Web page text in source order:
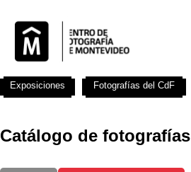
Catálogo de fotografías
Exposiciones Fotografías del CdF